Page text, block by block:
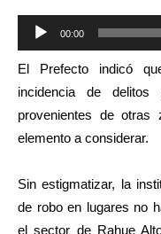
Reproductor
de
audio
00:00
El Prefecto indicó
incidencia de delitos
provenientes de
elemento a considerar.
Sin estigmatizar, la
de robo en lugares no
el sector de Rahue